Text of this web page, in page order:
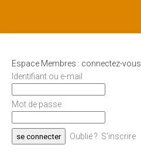
Espace Membres : connectez-vous
Identifiant ou e-mail
Mot de passe
Oublié ? S’inscrire